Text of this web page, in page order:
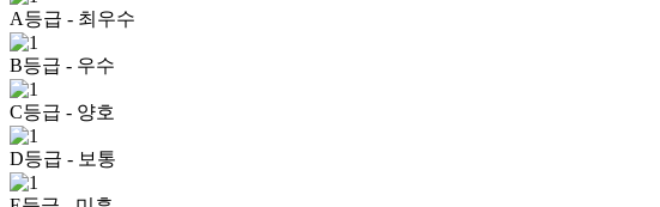
A등급 - 최우수
B등급 - 우수
C등급 - 양호
D등급 - 보통